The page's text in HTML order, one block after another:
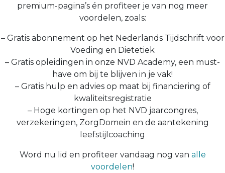
premium-pagina’s én profiteer je van nog meer
voordelen, zoals:
– Gratis abonnement op het Nederlands Tijdschrift voor
Voeding en Diëtetiek
– Gratis opleidingen in onze NVD Academy, een must-
have om bij te blijven in je vak!
– Gratis hulp en advies op maat bij financiering of
kwaliteitsregistratie
– Hoge kortingen op het NVD jaarcongres,
verzekeringen, ZorgDomein en de aantekening
leefstijlcoaching
Word nu lid en profiteer vandaag nog van alle
voordelen!